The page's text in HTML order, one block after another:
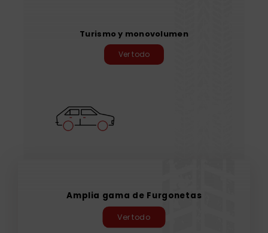
Turismo y monovolumen
Ver todo
Amplia gama de Furgonetas
Ver todo